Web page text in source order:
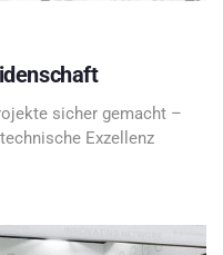
sicher gemacht –
Exzellenz